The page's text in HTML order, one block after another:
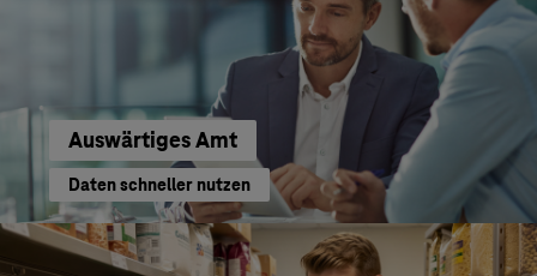
Auswärtiges Amt
Daten schneller nutzen